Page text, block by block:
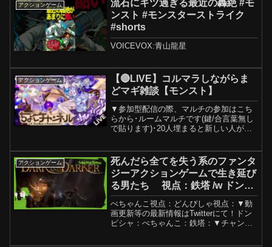
アクションゲーム
流石にキツ過ぎる最近の轟絶 #モ
ンスト #モンスターストライク
#shorts
VOICEVOX:青山龍星
アクションゲーム
【🔴LIVE】コルマラしながらま
どマギ雑談【モンスト】
▼参加型配信の際、マルチの参加はこち
らから･ルームマルチです(鍵/合言葉無し
で貼ります)･20人埋まると新しい人が入
チ連続参加NG)▼メンバーシップの参加
はこちらか...
アクションゲーム
死んだら全てを失う系のファンタ
ジーアクションゲームで生き延び
る男たち 視点：鉄塔 /w ドンピ
シャ&ぺちゃんこ【Dark and
Darker】
ぺちゃんこ視点：どんぴしゃ視点：▼動
画更新等の最新情報はTwitterにて！ドン
ピシャ：ぺちゃんこ：鉄塔：▼チャンネ